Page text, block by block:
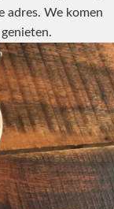
adres. We komen